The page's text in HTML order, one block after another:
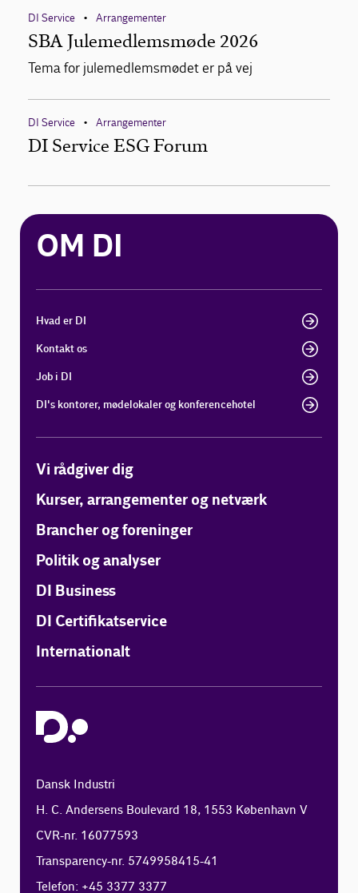
DI Service • Arrangementer
SBA Julemedlemsmøde 2026
Tema for julemedlemsmødet er på vej
DI Service • Arrangementer
DI Service ESG Forum
OM DI
Hvad er DI
Kontakt os
Job i DI
DI's kontorer, mødelokaler og konferencehotel
Vi rådgiver dig
Kurser, arrangementer og netværk
Brancher og foreninger
Politik og analyser
DI Business
DI Certifikatservice
Internationalt
Dansk Industri
H. C. Andersens Boulevard 18, 1553 København V
CVR-nr. 16077593
Transparency-nr. 5749958415-41
Telefon: +45 3377 3377